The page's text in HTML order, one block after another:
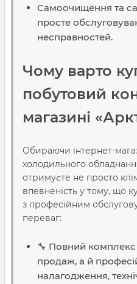
Самоочищення та
просте
несправностей.
Чому варто
побутовий
магазині
Обираючи інтернет-
холодильного
отримуєте не просто
впевненість у тому, що
з професійним
переваг:
🔧 Повний
продаж, а й
налагодження,